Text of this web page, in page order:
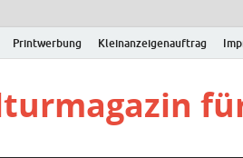
Printwerbung Kleinanzeigenauftrag